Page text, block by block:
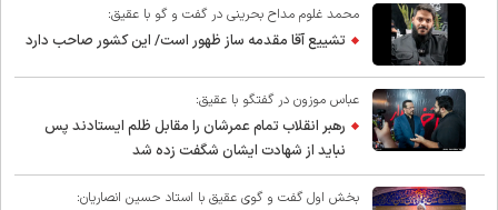
محمد غلوم مداح بحرینی در گفت و گو با عقیق:
تشییع آقا مقدمه ساز ظهور است/ این کشور صاحب دارد
عباس موزون در گفتگو با عقیق:
رهبر انقلاب تمام عمرشان را مقابل ظلم ایستادند پس
نباید از شهادت ایشان شگفت زده شد
بخش اول گفت و گوی عقیق با استاد حسین انصاریان: